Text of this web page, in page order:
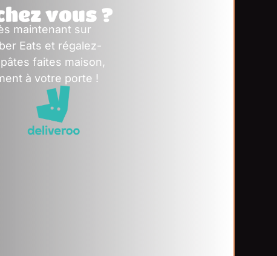
vous ?
maintenant sur
Eats et régalez-
faites maison,
à votre porte !